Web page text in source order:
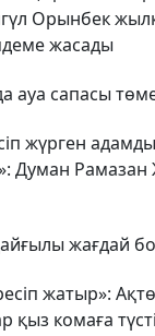
Орынбек
жасады
ауа сапасы
жүрген адамды
Думан Рамазан
жағдай
жатыр»:
қыз комаға түсті